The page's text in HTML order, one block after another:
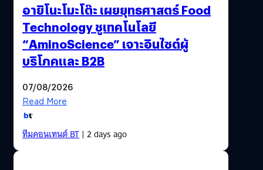
อายิโนะโมะโต๊ะ เผยยุทธศาสตร์ Food
Technology ชูเทคโนโลยี
“AminoScience” เจาะอินไซต์ผู้
บริโภคและ B2B
07/08/2026
Read More
ทีมคอนเทนต์ BT| 2 days ago